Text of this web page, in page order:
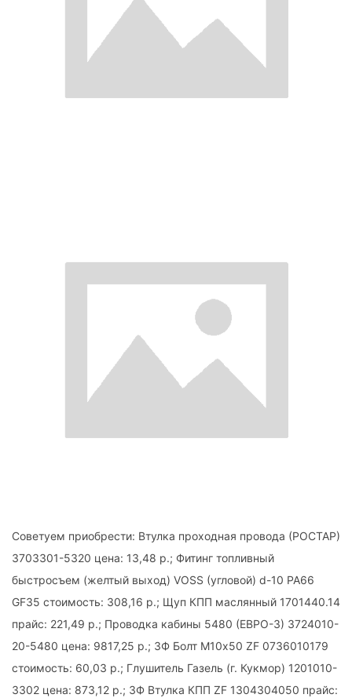
Советуем приобрести: Втулка проходная провода (РОСТАР)
3703301-5320 цена: 13,48 р.; Фитинг топливный
быстросъем (желтый выход) VOSS (угловой) d-10 РА66
GF35 стоимость: 308,16 р.; Щуп КПП маслянный 1701440.14
прайс: 221,49 р.; Проводка кабины 5480 (ЕВРО-3) 3724010-
20-5480 цена: 9817,25 р.; ЗФ Болт М10х50 ZF 0736010179
стоимость: 60,03 р.; Глушитель Газель (г. Кукмор) 1201010-
3302 цена: 873,12 р.; ЗФ Втулка КПП ZF 1304304050 прайс: